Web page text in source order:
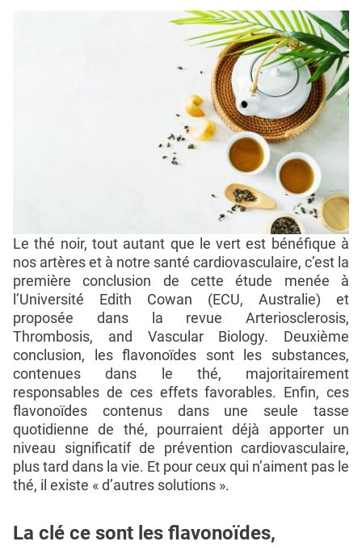
Le thé noir, tout autant que le vert est bénéfique à
nos artères et à notre santé cardiovasculaire, c’est la
première conclusion de cette étude menée à
l’Université Edith Cowan (ECU, Australie) et
proposée dans la revue Arteriosclerosis,
Thrombosis, and Vascular Biology. Deuxième
conclusion, les flavonoïdes sont les substances,
contenues dans le thé, majoritairement
responsables de ces effets favorables. Enfin, ces
flavonoïdes contenus dans une seule tasse
quotidienne de thé, pourraient déjà apporter un
niveau significatif de prévention cardiovasculaire,
plus tard dans la vie. Et pour ceux qui n’aiment pas le
thé, il existe « d’autres solutions ».
La clé ce sont les flavonoïdes,